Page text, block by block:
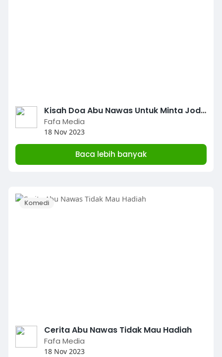
Kisah Doa Abu Nawas Untuk Minta Jodoh
Fafa Media
18 Nov 2023
Baca lebih banyak
Komedi
Cerita Abu Nawas Tidak Mau Hadiah
Fafa Media
18 Nov 2023